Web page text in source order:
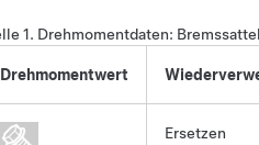
1. Drehmomentdaten:
Drehmomentwert
Ersetzen